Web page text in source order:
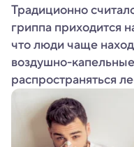
Традиционно
гриппа приходится
что люди чаще
воздушно-
распространяться